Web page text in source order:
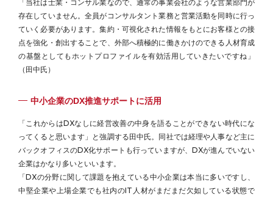
「当社は士業・コンサル業なので、通常の事業会社のような営業部門が
存在していません。全員がコンサルタント業務と営業活動を同時に行っ
ていく必要があります。集約・可視化された情報をもとにお客様との接
点を強化・創出することで、外部へ積極的に働きかけのできる人材育成
の基盤としてもホットプロファイルを有効活用していきたいですね」
（田中氏）
中小企業のDX推進サポートに活用
「これからはDXなしに経営改善の中身を語ることができない時代にな
ってくると思います」と強調する田中氏。同社では経理や人事など主に
バックオフィスのDX化サポートも行っていますが、DXが進んでいない
企業はかなり多いといいます。
「DXの分野に関して課題を抱えている中小企業は本当に多いですし、
中堅企業や上場企業でも社内のIT人材がまだまだ欠如している状態で